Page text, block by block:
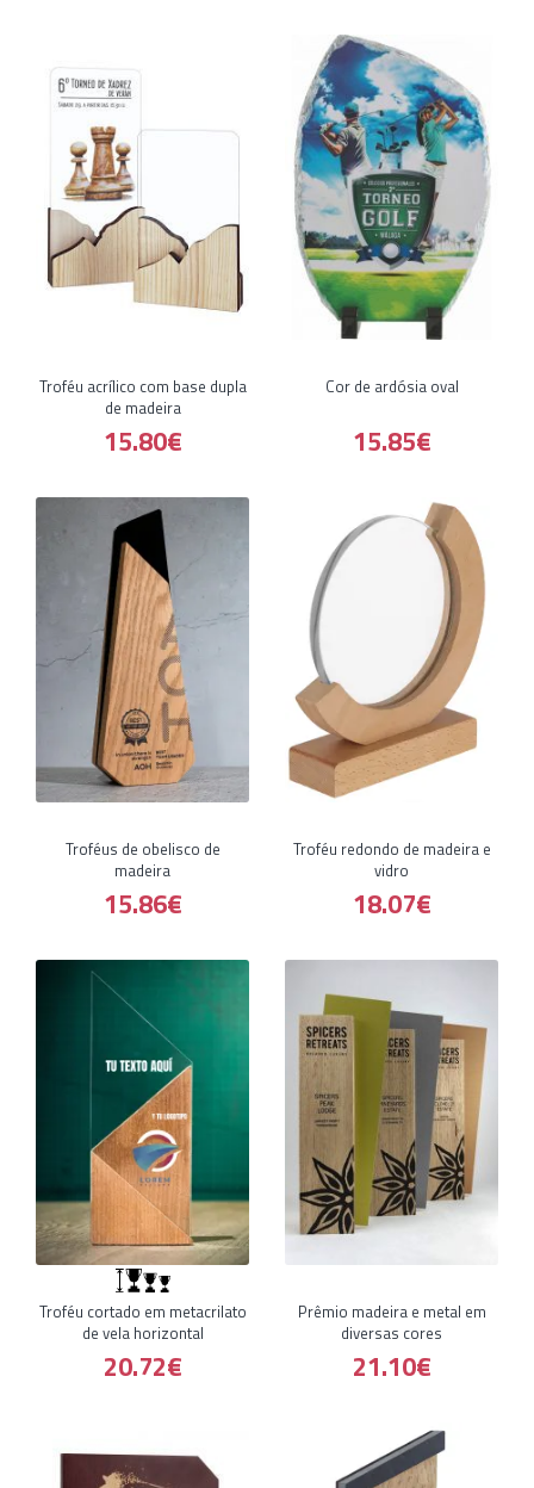
Troféu acrílico com base dupla
de madeira
15.80€
Cor de ardósia oval
15.85€
Troféus de obelisco de
madeira
15.86€
Troféu redondo de madeira e
vidro
18.07€
Troféu cortado em metacrilato
de vela horizontal
20.72€
Prêmio madeira e metal em
diversas cores
21.10€